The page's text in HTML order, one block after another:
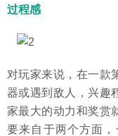
过程感
对玩家来说，在一款
器或遇到敌人，兴趣
家最大的动力和奖赏
要来自于两个方面